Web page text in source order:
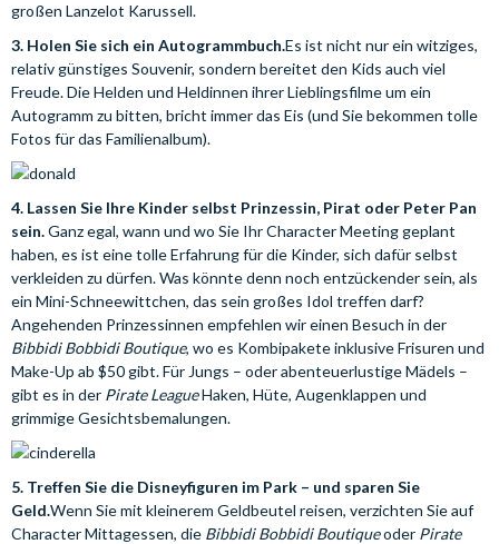
großen Lanzelot Karussell.
3. Holen Sie sich ein Autogrammbuch.Es ist nicht nur ein witziges,
relativ günstiges Souvenir, sondern bereitet den Kids auch viel
Freude. Die Helden und Heldinnen ihrer Lieblingsfilme um ein
Autogramm zu bitten, bricht immer das Eis (und Sie bekommen tolle
Fotos für das Familienalbum).
4. Lassen Sie Ihre Kinder selbst Prinzessin, Pirat oder Peter Pan
sein.Ganz egal, wann und wo Sie Ihr Character Meeting geplant
haben, es ist eine tolle Erfahrung für die Kinder, sich dafür selbst
verkleiden zu dürfen. Was könnte denn noch entzückender sein, als
ein Mini-Schneewittchen, das sein großes Idol treffen darf?
Angehenden Prinzessinnen empfehlen wir einen Besuch in der
Bibbidi Bobbidi Boutique, wo es Kombipakete inklusive Frisuren und
Make-Up ab $50 gibt. Für Jungs – oder abenteuerlustige Mädels –
gibt es in der Pirate LeagueHaken, Hüte, Augenklappen und
grimmige Gesichtsbemalungen.
5. Treffen Sie die Disneyfiguren im Park – und sparen Sie
Geld.Wenn Sie mit kleinerem Geldbeutel reisen, verzichten Sie auf
Character Mittagessen, die Bibbidi Bobbidi Boutiqueoder Pirate